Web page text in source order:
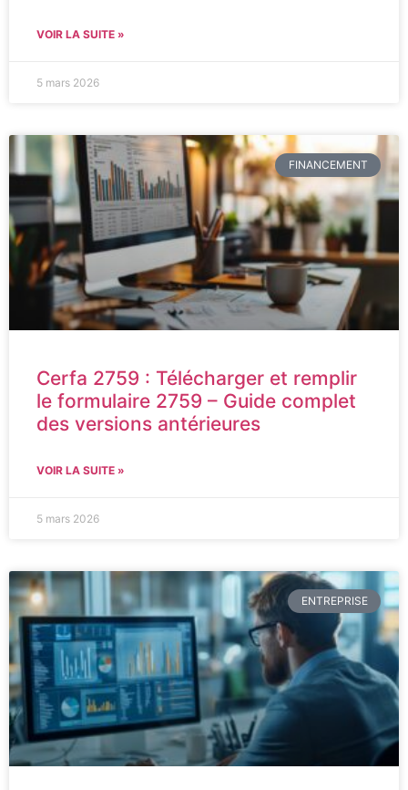
VOIR LA SUITE »
5 mars 2026
FINANCEMENT
Cerfa 2759 : Télécharger et remplir
le formulaire 2759 – Guide complet
des versions antérieures
VOIR LA SUITE »
5 mars 2026
ENTREPRISE